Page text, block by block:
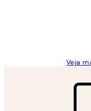
Veja